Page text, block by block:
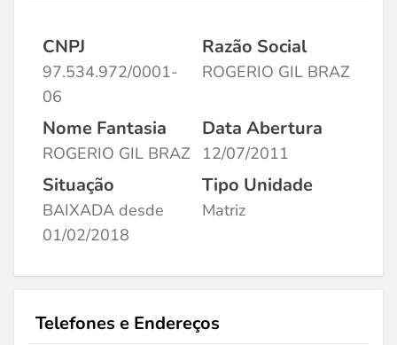
CNPJ
97.534.972/0001-
06
Razão Social
ROGERIO GIL BRAZ
Nome Fantasia
ROGERIO GIL BRAZ
Data Abertura
12/07/2011
Situação
BAIXADA desde
01/02/2018
Tipo Unidade
Matriz
Telefones e Endereços